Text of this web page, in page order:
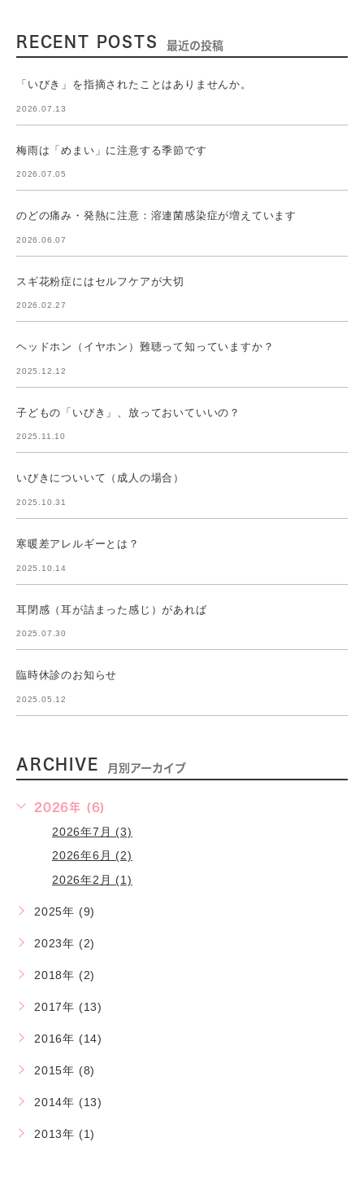
RECENT POSTS 最近の投稿
「いびき」を指摘されたことはありませんか。
2026.07.13
梅雨は「めまい」に注意する季節です
2026.07.05
のどの痛み・発熱に注意：溶連菌感染症が増えています
2026.06.07
スギ花粉症にはセルフケアが大切
2026.02.27
ヘッドホン（イヤホン）難聴って知っていますか？
2025.12.12
子どもの「いびき」、放っておいていいの？
2025.11.10
いびきについいて（成人の場合）
2025.10.31
寒暖差アレルギーとは？
2025.10.14
耳閉感（耳が詰まった感じ）があれば
2025.07.30
臨時休診のお知らせ
2025.05.12
ARCHIVE 月別アーカイブ
2026年 (6)
2026年7月 (3)
2026年6月 (2)
2026年2月 (1)
2025年 (9)
2023年 (2)
2018年 (2)
2017年 (13)
2016年 (14)
2015年 (8)
2014年 (13)
2013年 (1)